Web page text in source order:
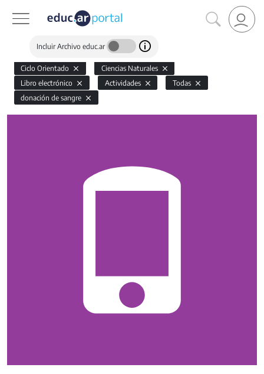
Incluir Archivo educ.ar
Ciclo Orientado
Ciencias Naturales
Libro electrónico
Actividades
Todas
donación de sangre